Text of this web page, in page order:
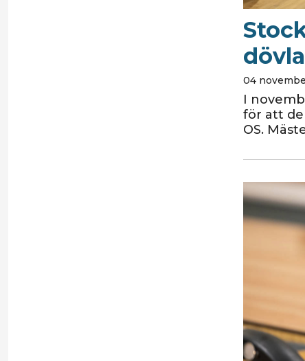
04
I
för att
OS.